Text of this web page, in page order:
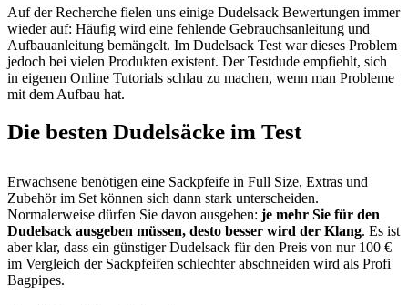
Auf der Recherche fielen uns einige Dudelsack Bewertungen immer
wieder auf: Häufig wird eine fehlende Gebrauchsanleitung und
Aufbauanleitung bemängelt. Im Dudelsack Test war dieses Problem
jedoch bei vielen Produkten existent. Der Testdude empfiehlt, sich
in eigenen Online Tutorials schlau zu machen, wenn man Probleme
mit dem Aufbau hat.
Die besten Dudelsäcke im Test
Erwachsene benötigen eine Sackpfeife in Full Size, Extras und
Zubehör im Set können sich dann stark unterscheiden.
Normalerweise dürfen Sie davon ausgehen: je mehr Sie für den
Dudelsack ausgeben müssen, desto besser wird der Klang. Es ist
aber klar, dass ein günstiger Dudelsack für den Preis von nur 100 €
im Vergleich der Sackpfeifen schlechter abschneiden wird als Profi
Bagpipes.